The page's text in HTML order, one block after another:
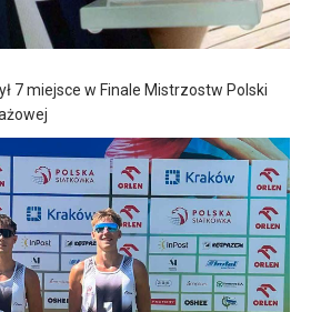
7 miejsce w Finale Mistrzostw Polski